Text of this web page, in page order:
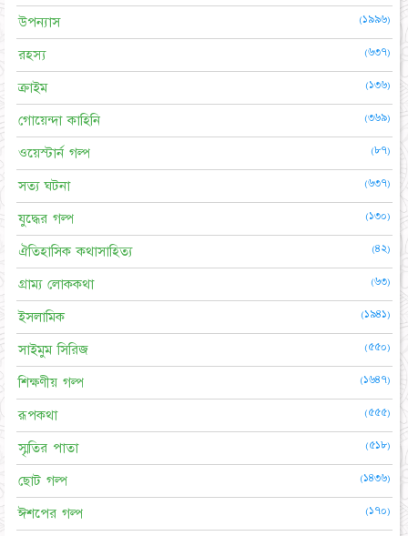
উপন্যাস (১৯৯৬)
রহস্য (৬৩৭)
ক্রাইম (১৩৬)
গোয়েন্দা কাহিনি (৩৬৯)
ওয়েস্টার্ন গল্প (৮৭)
সত্য ঘটনা (৬৩৭)
যুদ্ধের গল্প (১৩০)
ঐতিহাসিক কথাসাহিত্য (৪২)
গ্রাম্য লোককথা (৬৩)
ইসলামিক (১৯৪১)
সাইমুম সিরিজ (৫৫০)
শিক্ষণীয় গল্প (১৬৪৭)
রূপকথা (৫৫৫)
স্মৃতির পাতা (৫১৮)
ছোট গল্প (১৪৩৬)
ঈশপের গল্প (১৭০)